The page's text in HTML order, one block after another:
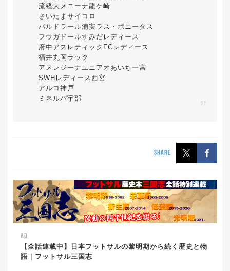
流経大メニーナ龍ケ崎
さいたまサイコロ
バルドラール浦安ラス・ボニータス
フウガドールすみだレディース
府中アスレティックFCレディース
福井丸岡ラック
アスレジーナユニアオあいち一宮
SWHレディース西宮
アルコ神戸
ミネルバ宇部
SHARE
AD
【全話連載中】日本フットサルの黎明期から続く歴史と物
語｜フットサル三国志